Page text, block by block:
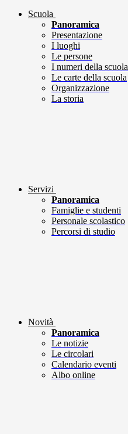
Scuola
Panoramica
Presentazione
I luoghi
Le persone
I numeri della scuola
Le carte della scuola
Organizzazione
La storia
Servizi
Panoramica
Famiglie e studenti
Personale scolastico
Percorsi di studio
Novità
Panoramica
Le notizie
Le circolari
Calendario eventi
Albo online